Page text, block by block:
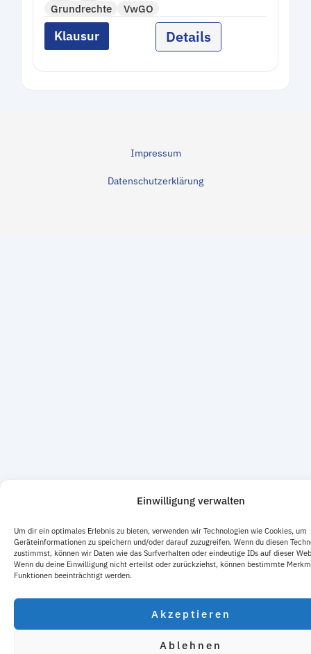
Einwilligung verwalten
Um dir ein optimales Erlebnis zu bieten, verwenden wir Technologien wie Cookies, um
Geräteinformationen zu speichern und/oder darauf zuzugreifen. Wenn du diesen
zustimmst, können wir Daten wie das Surfverhalten oder eindeutige IDs auf dieser
Wenn du deine Einwilligung nicht erteilst oder zurückziehst, können bestimmte
Funktionen beeinträchtigt werden.
Akzeptieren
Ablehnen
Grundrechte
VwGO
Klausur Details
Impressum
Datenschutzerklärung